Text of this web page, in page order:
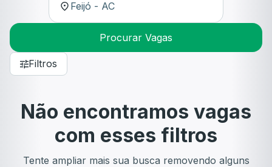
Procurar Vagas
Filtros
Não encontramos vagas
com esses filtros
Tente ampliar mais sua busca removendo alguns